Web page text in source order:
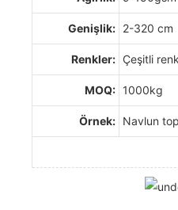
Genişlik: 2-320 cm
Renkler: Çeşitli
MOQ: 1000kg
Örnek: Navlun